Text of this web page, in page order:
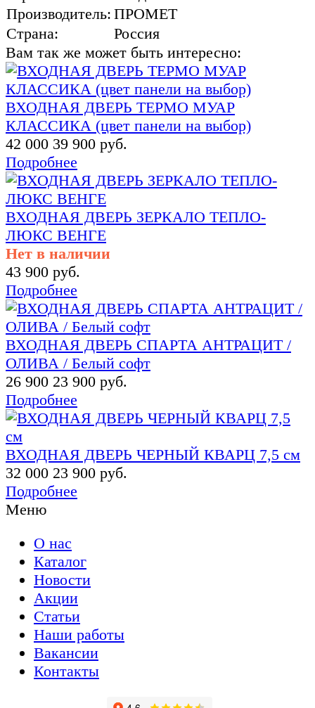
Производитель: ПРОМЕТ
Страна:
Россия
Вам так же может быть интересно:
ВХОДНАЯ ДВЕРЬ ТЕРМО МУАР
КЛАССИКА (цвет панели на выбор)
42 000 39 900 руб.
Подробнее
ВХОДНАЯ ДВЕРЬ ЗЕРКАЛО ТЕПЛО-
ЛЮКС ВЕНГЕ
Нет в наличии
43 900 руб.
Подробнее
ВХОДНАЯ ДВЕРЬ СПАРТА АНТРАЦИТ /
ОЛИВА / Белый софт
26 900 23 900 руб.
Подробнее
ВХОДНАЯ ДВЕРЬ ЧЕРНЫЙ КВАРЦ 7,5 см
32 000 23 900 руб.
Подробнее
Меню
О нас
Каталог
Новости
Акции
Статьи
Наши работы
Вакансии
Контакты